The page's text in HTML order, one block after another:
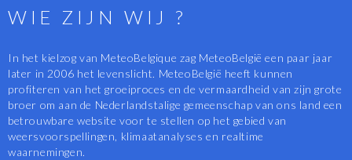
WIE ZIJN WIJ ?
In het kielzog van MeteoBelgique zag MeteoBelgië een paar jaar
later in 2006 het levenslicht. MeteoBelgië heeft kunnen
profiteren van het groeiproces en de vermaardheid van zijn grote
broer om aan de Nederlandstalige gemeenschap van ons land een
betrouwbare website voor te stellen op het gebied van
weersvoorspellingen, klimaatanalyses en realtime
waarnemingen.